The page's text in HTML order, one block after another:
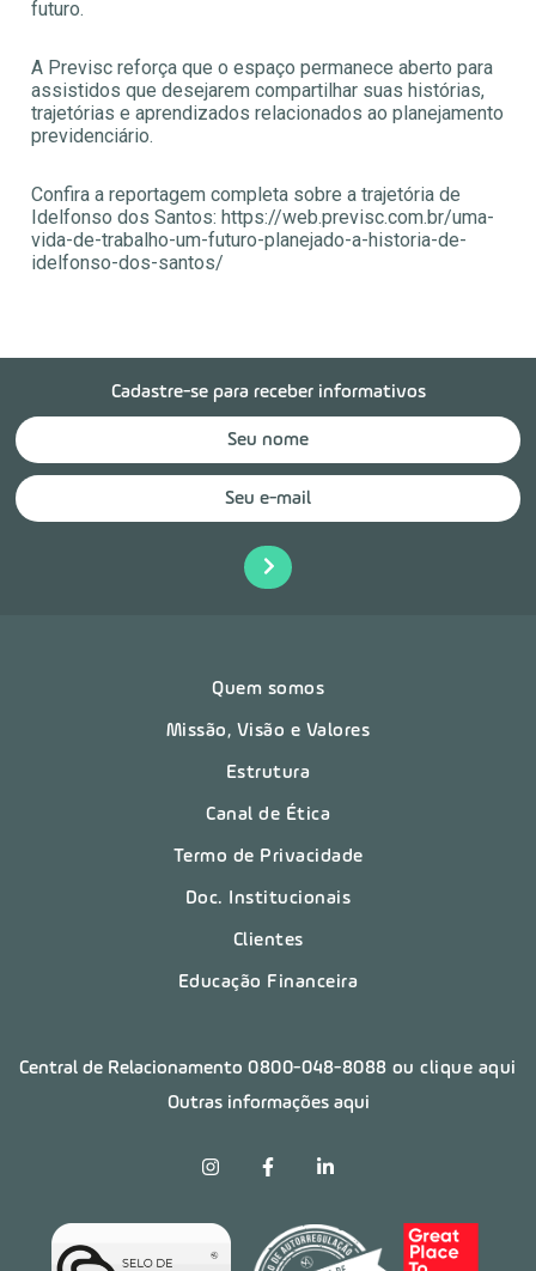
futuro.
A Previsc reforça que o espaço permanece aberto para
assistidos que desejarem compartilhar suas histórias,
trajetórias e aprendizados relacionados ao planejamento
previdenciário.
Confira a reportagem completa sobre a trajetória de
Idelfonso dos Santos: https://web.previsc.com.br/uma-
vida-de-trabalho-um-futuro-planejado-a-historia-de-
idelfonso-dos-santos/
Cadastre-se para receber informativos
Quem somos
Missão, Visão e Valores
Estrutura
Canal de Ética
Termo de Privacidade
Doc. Institucionais
Clientes
Educação Financeira
Central de Relacionamento0800-048-8088 ou clique aqui
Outras informações aqui